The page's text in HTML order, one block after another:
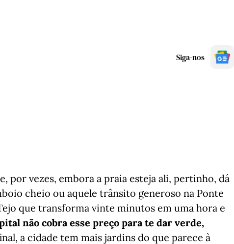
Siga-nos
por vezes, embora a praia esteja ali, pertinho, dá
cheio ou aquele trânsito generoso na Ponte
que transforma vinte minutos em uma hora e
não cobra esse preço para te dar verde,
a cidade tem mais jardins do que parece à